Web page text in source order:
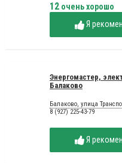
12 очень хорошо
Я
Энергомастер,
Балаково
Балаково, улица
8 (927) 225-43-79
Я